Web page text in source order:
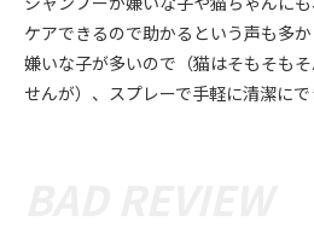
ケアできるので助かるという声も多
嫌いな子が多いので（猫はそもそも
せんが）、スプレーで手軽に清潔に